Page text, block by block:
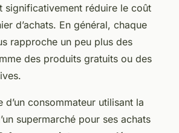
significativement réduire le coût
d’achats. En général, chaque
rapproche un peu plus des
des produits gratuits ou des
d’un consommateur utilisant la
supermarché pour ses achats